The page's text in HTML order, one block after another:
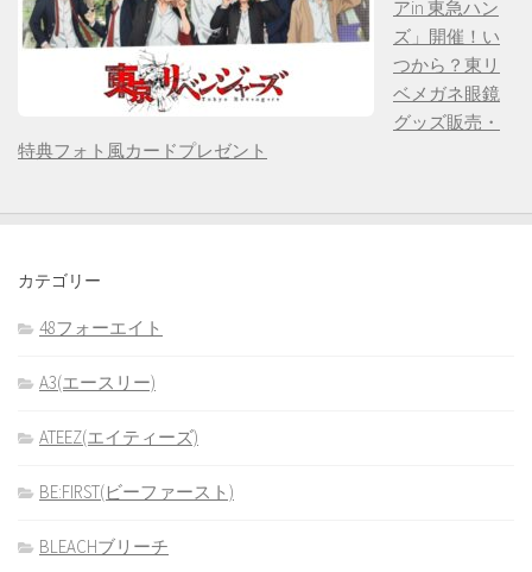
アin 東急ハン
ズ」開催！い
つから？東リ
ベメガネ眼鏡
グッズ販売・
特典フォト風カードプレゼント
カテゴリー
48フォーエイト
A3(エースリー)
ATEEZ(エイティーズ)
BE:FIRST(ビーファースト)
BLEACHブリーチ